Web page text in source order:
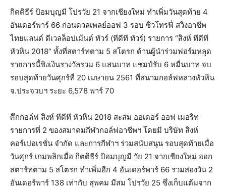
กิตติธีร์ ป้อมบุญมี โปรวัย 21 จากเชียงใหม่ ทำเพิ่มวันสุดท้าย 4
อันเดอร์พาร์ 66 ก่อนดวลเพลย์ออฟ 3 รอบ ซิวโทรฟี่ สวิงอาชีพ
ไทยแลนด์ ดีเวลล็อปเม้นต์ ทัวร์ (ทีดีที ทัวร์) รายการ “สิงห์ ทีดีที
หัวหิน 2018” ทั้งที่สตาร์ทตาม 5 สโตรก ด้านผู้นำร่วมฟอร์มหลุด
รายการนี้ชิงเงินรางวัลรวม 6 แสนบาท แชมป์รับ 6 หมื่นบาท จบ
รอบสุดท้ายวันศุกร์ที่ 20 เมษายน 2561 ที่สนามกอล์ฟหลวงหัวหิน
จ.ประจวบฯ ระยะ 6,578 พาร์ 70
ศึกกอล์ฟ สิงห์ ทีดีที หัวหิน 2018 สะสม ออเดอร์ ออฟ เมอริท
รายการที่ 2 ของสมาคมกีฬากอล์ฟอาชีพฯ โดยมี บริษัท สิงห์
คอร์เปอเรชั่น จำกัด และการกีฬาฯ ร่วมสนับสนุน รอบสุดท้ายเมื่อ
วันศุกร์ เกมพลิกเมื่อ กิตติธีร์ ป้อมบุญมี วัย 21 จากเชียงใหม่ ออก
สตาร์ทตาม 5 สโตรก ทำเพิ่มอีก 4 อันเดอร์พาร์ 66 รวมสองวัน 2
อันเดอร์พาร์ 138 เท่ากับ สุพคม มีสม โปรวัย 25 ซึ่งเก็บแต้มจาก